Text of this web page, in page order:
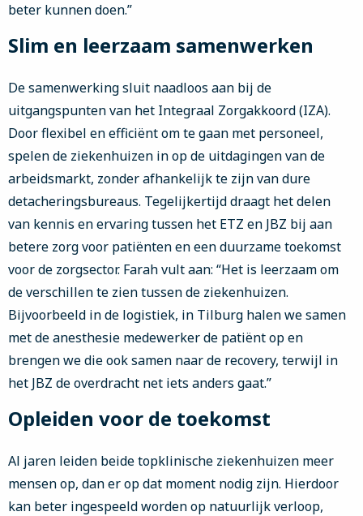
beter kunnen doen.”
Slim en leerzaam samenwerken
De samenwerking sluit naadloos aan bij de
uitgangspunten van het Integraal Zorgakkoord (IZA).
Door flexibel en efficiënt om te gaan met personeel,
spelen de ziekenhuizen in op de uitdagingen van de
arbeidsmarkt, zonder afhankelijk te zijn van dure
detacheringsbureaus. Tegelijkertijd draagt het delen
van kennis en ervaring tussen het ETZ en JBZ bij aan
betere zorg voor patiënten en een duurzame toekomst
voor de zorgsector. Farah vult aan: “Het is leerzaam om
de verschillen te zien tussen de ziekenhuizen.
Bijvoorbeeld in de logistiek, in Tilburg halen we samen
met de anesthesie medewerker de patiënt op en
brengen we die ook samen naar de recovery, terwijl in
het JBZ de overdracht net iets anders gaat.”
Opleiden voor de toekomst
Al jaren leiden beide topklinische ziekenhuizen meer
mensen op, dan er op dat moment nodig zijn. Hierdoor
kan beter ingespeeld worden op natuurlijk verloop,